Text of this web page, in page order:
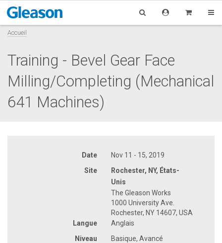
Accueil
Training - Bevel Gear Face
Milling/Completing (Mechanical
641 Machines)
Date
Nov 11 - 15, 2019
Site
Rochester, NY, États-
Unis
The Gleason Works
1000 University Ave.
Rochester, NY 14607, USA
Langue
Anglais
Niveau
Basique, Avancé